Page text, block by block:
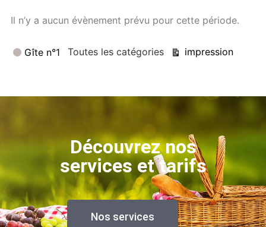
Il n’y a aucun évènement prévu pour cette période.
Catégories
Gîte n°1 Toutes les catégories Vue
impression
Découvrez nos
services et tarifs
Nos services